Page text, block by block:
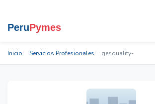
Inicio Servicios Profesionales gesquality-